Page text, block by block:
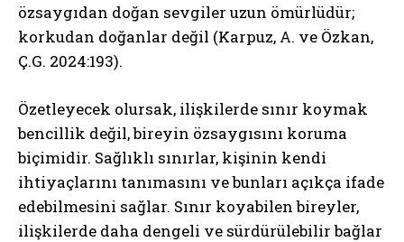
özsaygıdan doğan sevgiler uzun ömürlüdür;
korkudan doğanlar değil (Karpuz, A. ve Özkan,
Ç.G. 2024:193).
Özetleyecek olursak, ilişkilerde sınır koymak
bencillik değil, bireyin özsaygısını koruma
biçimidir. Sağlıklı sınırlar, kişinin kendi
ihtiyaçlarını tanımasını ve bunları açıkça ifade
edebilmesini sağlar. Sınır koyabilen bireyler,
ilişkilerde daha dengeli ve sürdürülebilir bağlar